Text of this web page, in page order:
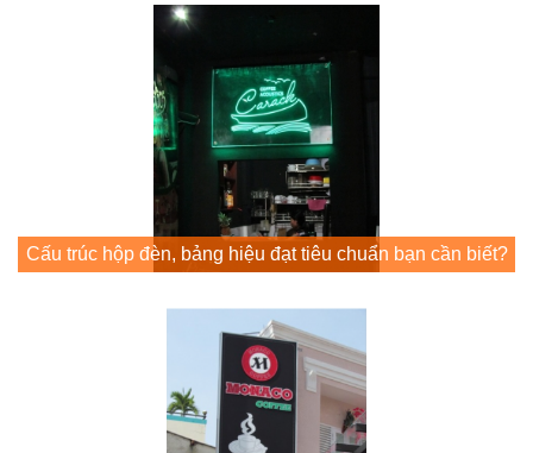
Cấu trúc hộp đèn, bảng hiệu đạt tiêu chuẩn bạn cần biết?